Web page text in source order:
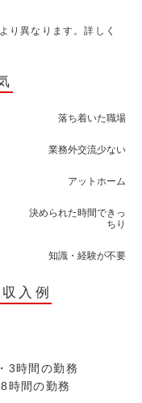
り異なります。詳しく
落ち着いた職場
業務外交流少ない
アットホーム
決められた時間できっ
ちり
知識・経験が不要
入例
3時間の勤務
時間の勤務